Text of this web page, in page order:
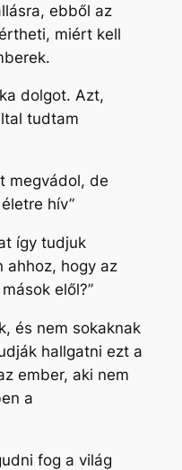
ebből az
miért kell
dolgot. Azt,
tudtam
megvádol, de
hív”
így tudjuk
ahhoz, hogy az
elől?”
és nem sokaknak
hallgatni ezt a
ember, aki nem
a
fog a világ